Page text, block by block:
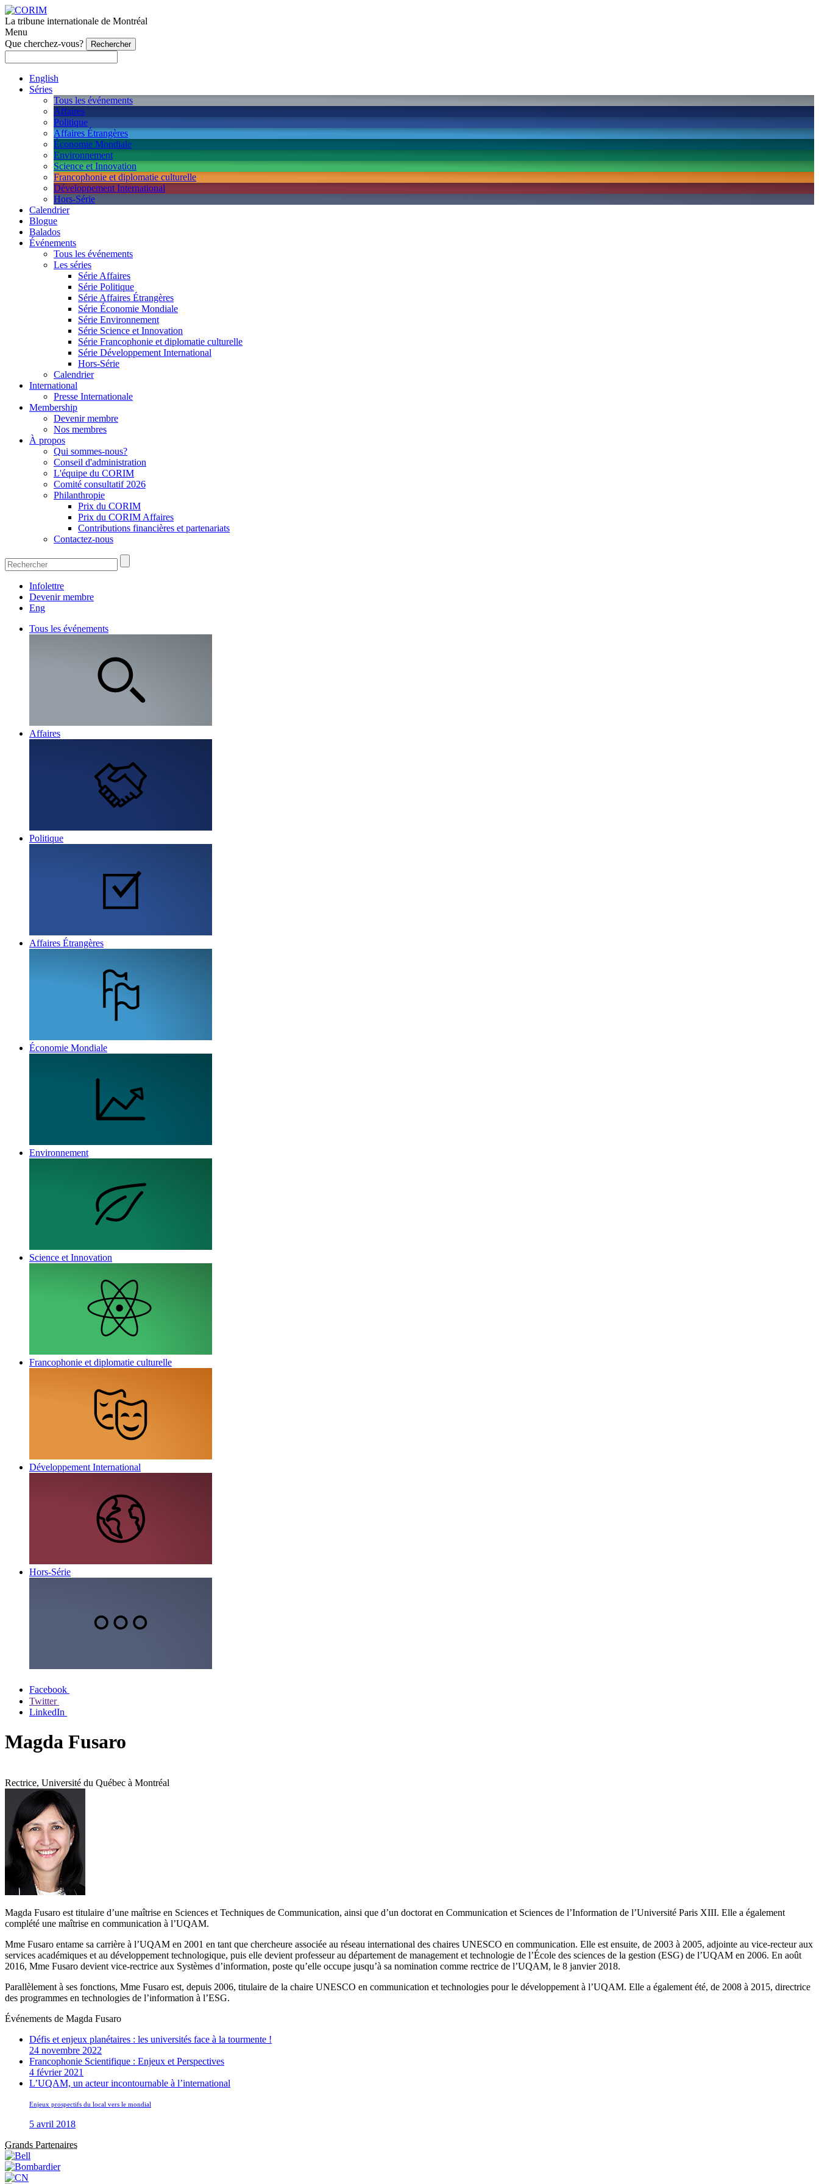
La tribune internationale de Montréal
Menu
Que cherchez-vous?
English
Séries
Tous les événements
Affaires
Politique
Affaires Étrangères
Économie Mondiale
Environnement
Science et Innovation
Francophonie et diplomatie culturelle
Développement International
Hors-Série
Calendrier
Blogue
Balados
Événements
Tous les événements
Les séries
Série Affaires
Série Politique
Série Affaires Étrangères
Série Économie Mondiale
Série Environnement
Série Science et Innovation
Série Francophonie et diplomatie culturelle
Série Développement International
Hors-Série
Calendrier
International
Presse Internationale
Membership
Devenir membre
Nos membres
À propos
Qui sommes-nous?
Conseil d'administration
L'équipe du CORIM
Comité consultatif 2026
Philanthropie
Prix du CORIM
Prix du CORIM Affaires
Contributions financières et partenariats
Contactez-nous
Infolettre
Devenir membre
Eng
Tous les événements
Affaires
Politique
Affaires Étrangères
Économie Mondiale
Environnement
Science et Innovation
Francophonie et diplomatie culturelle
Développement International
Hors-Série
Facebook
Twitter
LinkedIn
Magda Fusaro
Rectrice, Université du Québec à Montréal
Magda Fusaro est titulaire d’une maîtrise en Sciences et Techniques de Communication, ainsi que d’un doctorat en Communication et Sciences de l’Information de l’Université Paris XIII. Elle a également
complété une maîtrise en communication à l’UQAM.
Mme Fusaro entame sa carrière à l’UQAM en 2001 en tant que chercheure associée au réseau international des chaires UNESCO en communication. Elle est ensuite, de 2003 à 2005, adjointe au vice-recteur aux
services académiques et au développement technologique, puis elle devient professeur au département de management et technologie de l’École des sciences de la gestion (ESG) de l’UQAM en 2006. En août
2016, Mme Fusaro devient vice-rectrice aux Systèmes d’information, poste qu’elle occupe jusqu’à sa nomination comme rectrice de l’UQAM, le 8 janvier 2018.
Parallèlement à ses fonctions, Mme Fusaro est, depuis 2006, titulaire de la chaire UNESCO en communication et technologies pour le développement à l’UQAM. Elle a également été, de 2008 à 2015, directrice
des programmes en technologies de l’information à l’ESG.
Événements de Magda Fusaro
Défis et enjeux planétaires : les universités face à la tourmente !
24 novembre 2022
Francophonie Scientifique : Enjeux et Perspectives
4 février 2021
L’UQAM, un acteur incontournable à l’international
Enjeux prospectifs du local vers le mondial
5 avril 2018
Grands Partenaires